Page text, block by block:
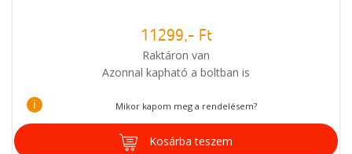
11299,- Ft
Raktáron van
Azonnal kapható a boltban is
i Mikor kapom meg a rendelésem?
Kosárba teszem